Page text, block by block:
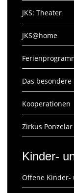
JKS: Theater
JKS@home
Das
Kooperationen
Zirkus Ponzelar
Kinder-
Offene Kinder-